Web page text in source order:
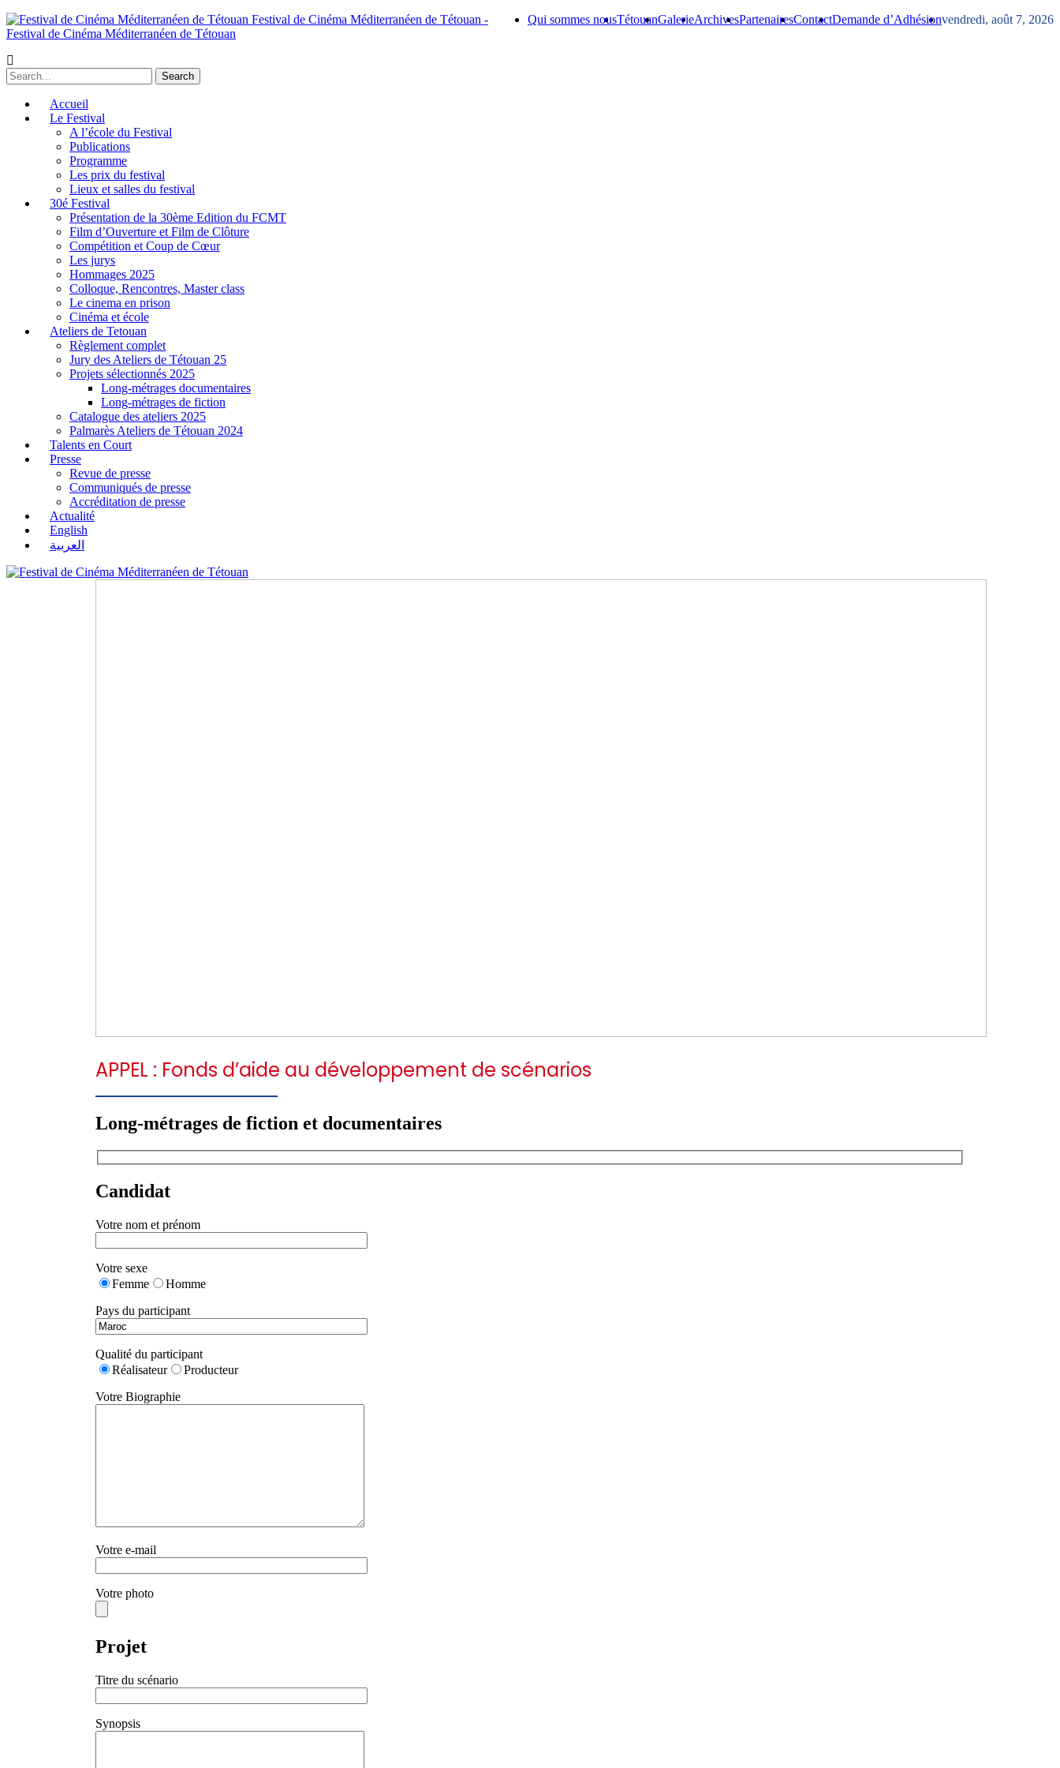
vendredi, août 7, 2026
Demande d’Adhésion
Contact
Partenaires
Archives
Galerie
Tétouan
Qui sommes nous
Festival de Cinéma Méditerranéen de Tétouan -
Festival de Cinéma Méditerranéen de Tétouan
Accueil
Le Festival
A l’école du Festival
Publications
Programme
Les prix du festival
Lieux et salles du festival
30é Festival
Présentation de la 30ème Edition du FCMT
Film d’Ouverture et Film de Clôture
Compétition et Coup de Cœur
Les jurys
Hommages 2025
Colloque, Rencontres, Master class
Le cinema en prison
Cinéma et école
Ateliers de Tetouan
Règlement complet
Jury des Ateliers de Tétouan 25
Projets sélectionnés 2025
Long-métrages documentaires
Long-métrages de fiction
Catalogue des ateliers 2025
Palmarès Ateliers de Tétouan 2024
Talents en Court
Presse
Revue de presse
Communiqués de presse
Accréditation de presse
Actualité
English
العربية
APPEL : Fonds d’aide au développement de scénarios
Long-métrages de fiction et documentaires
Candidat
Votre nom et prénom
Votre sexe
Femme
Homme
Pays du participant
Qualité du participant
Réalisateur
Producteur
Votre Biographie
Votre e-mail
Votre photo
Projet
Titre du scénario
Synopsis